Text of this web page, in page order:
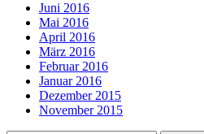
Juni 2016
Mai 2016
April 2016
März 2016
Februar 2016
Januar 2016
Dezember 2015
November 2015